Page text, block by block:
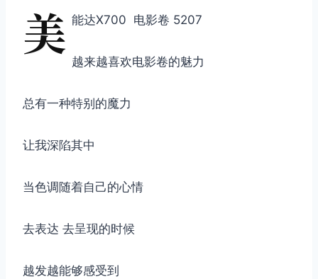
美 能达X700 电影卷 5207
越来越喜欢电影卷的魅力
总有一种特别的魔力
让我深陷其中
当色调随着自己的心情
去表达 去呈现的时候
越发越能够感受到